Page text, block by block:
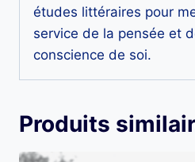
études littéraires pour
service de la pensée et
conscience de soi.
Produits